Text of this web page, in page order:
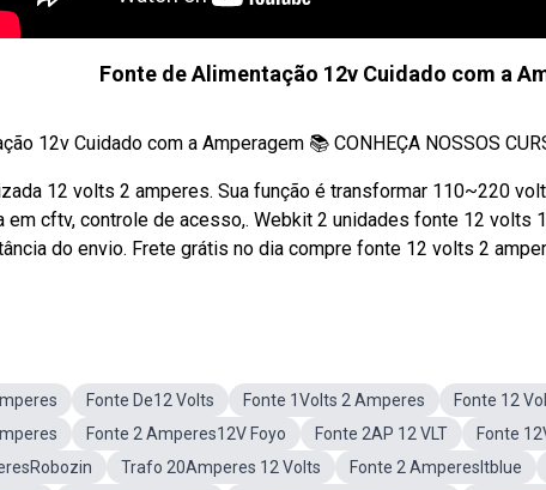
Fonte de Alimentação 12v Cuidado com a
12v Cuidado com a Amperagem 📚 CONHEÇA NOSSOS
12 volts 2 amperes. Sua função é transformar 110~220
em cftv, controle de acesso,. Webkit 2 unidades fonte 12 volts
do envio. Frete grátis no dia compre fonte 12 volts 2
Fonte De12 Volts Fonte 1Volts 2 Amperes
Fonte 12
Fonte 2 Amperes12V Foyo Fonte 2AP 12 VLT Fonte
Trafo 20Amperes 12 Volts Fonte 2 AmperesItblue